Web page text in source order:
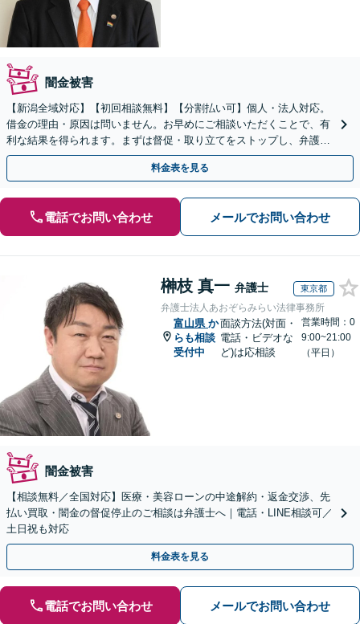
闇金被害
【新潟全域対応】【初回相談無料】【分割払い可】個人・法人対応。
借金の理由・原因は問いません。お早めにご相談いただくことで、有
利な結果を得られます。まずは督促・取り立てをストップし、弁護士
とともに最善の解決策を話し合いましょう。【駐車場有】
料金表を見る
電話でお問い合わせ メールでお問い合わせ
榊枝 真一 弁護士 東京都
弁護士法人あおぞらみらい法律事務所
富山県 か
らも相談
受付中
面談方法(対面・
電話・ビデオな
ど)は応相談
営業時間：0
9:00~21:00
（平日）
闇金被害
【相談無料／全国対応】医療・美容ローンの中途解約・返金交渉、先
払い買取・闇金の督促停止のご相談は弁護士へ｜電話・LINE相談可／
土日祝も対応
料金表を見る
電話でお問い合わせ メールでお問い合わせ